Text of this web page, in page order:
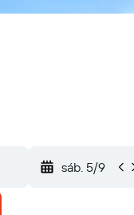
sáb. 5/9